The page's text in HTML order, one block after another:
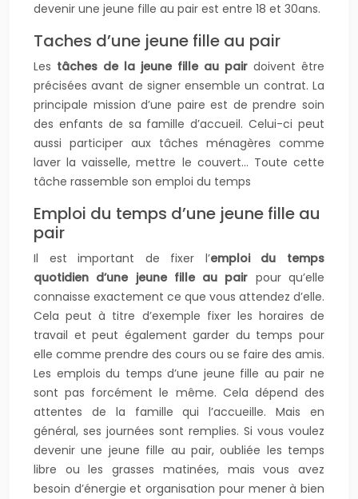
devenir une jeune fille au pair est entre 18 et 30ans.
Taches d’une jeune fille au pair
Les tâches de la jeune fille au pair doivent être
précisées avant de signer ensemble un contrat. La
principale mission d’une paire est de prendre soin
des enfants de sa famille d’accueil. Celui-ci peut
aussi participer aux tâches ménagères comme
laver la vaisselle, mettre le couvert… Toute cette
tâche rassemble son emploi du temps
Emploi du temps d’une jeune fille au
pair
Il est important de fixer l’emploi du temps
quotidien d’une jeune fille au pair pour qu’elle
connaisse exactement ce que vous attendez d’elle.
Cela peut à titre d’exemple fixer les horaires de
travail et peut également garder du temps pour
elle comme prendre des cours ou se faire des amis.
Les emplois du temps d’une jeune fille au pair ne
sont pas forcément le même. Cela dépend des
attentes de la famille qui l’accueille. Mais en
général, ses journées sont remplies. Si vous voulez
devenir une jeune fille au pair, oubliée les temps
libre ou les grasses matinées, mais vous avez
besoin d’énergie et organisation pour mener à bien